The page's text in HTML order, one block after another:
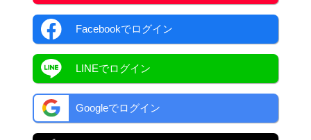
Facebookでログイン
LINEでログイン
Googleでログイン